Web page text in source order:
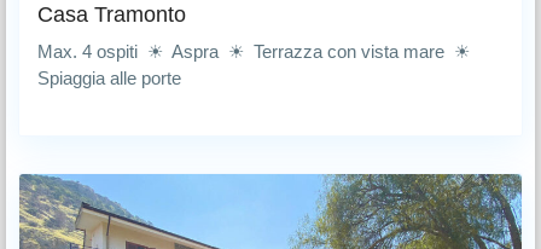
Casa Tramonto
Max. 4 ospiti ☀ Aspra ☀ Terrazza con vista mare ☀
Spiaggia alle porte